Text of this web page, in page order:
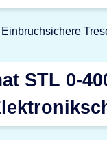
Einbruchsichere
STL 0-